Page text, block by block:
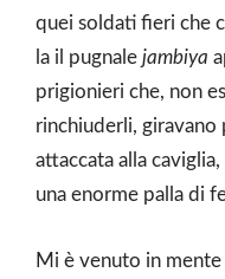
quei soldati fieri che
la il pugnale jambiya
prigionieri che, non
rinchiuderli, giravano
attaccata alla
una enorme palla di
Mi è venuto in